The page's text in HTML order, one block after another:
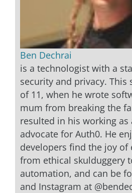
Ben Dechrai
is a technologist with a
security and privacy. This
of 11, when he wrote
mum from breaking the
resulted in his working as
advocate for Auth0. He
developers find the joy of
from ethical skulduggery
automation, and can be
and Instagram at